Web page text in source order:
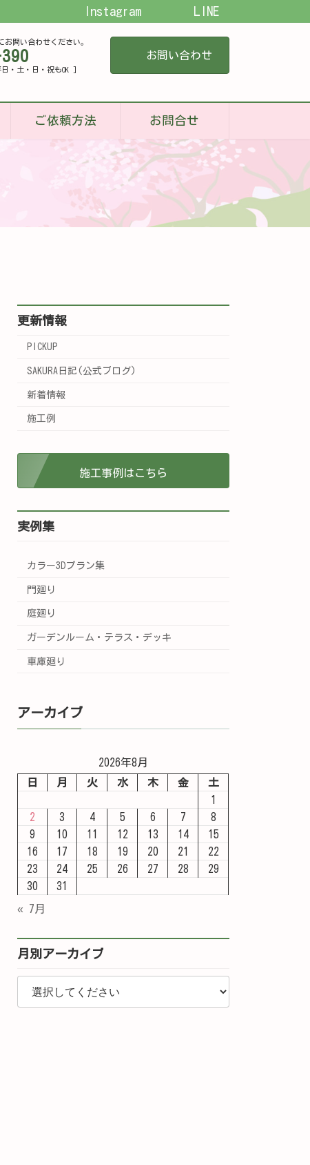
Instagram LINE
お問い合わせください。
土・日・祝もOK ]
お問い合わせ
ご依頼方法 お問合せ
更新情報
PICKUP
SAKURA日記(公式ブログ)
新着情報
施工例
施工事例はこちら
実例集
カラー3Dプラン集
門廻り
庭廻り
ガーデンルーム・テラス・デッキ
車庫廻り
アーカイブ
2026年8月
日
月 火 水 木 金
土
1
2
3 4 5 6 7
8
9
10 11 12 13 14
15
16
17 18 19 20 21
22
23
24 25 26 27 28
29
30
31
« 7月
月別アーカイブ